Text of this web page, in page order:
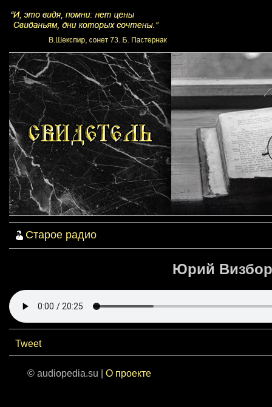
Старое радио
Юрий
Tweet
© audiopedia.su | О проекте